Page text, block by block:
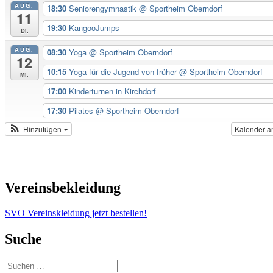
AUG.
11
Di.
18:30 Seniorengymnastik @ Sportheim Oberndorf
19:30 KangooJumps
AUG.
12
Mi.
08:30 Yoga @ Sportheim Oberndorf
10:15 Yoga für die Jugend von früher@ Sportheim Oberndorf
17:00 Kinderturnen in Kirchdorf
17:30 Pilates @ Sportheim Oberndorf
Kalender
Hinzufügen
Vereinsbekleidung
SVO Vereinskleidung jetzt bestellen!
Suche
Suchen